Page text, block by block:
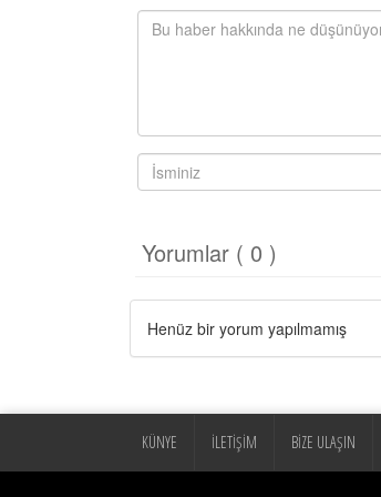
Yorumlar ( 0 )
Henüz bir yorum yapılmamış
KÜNYE İLETİŞİM BİZE ULAŞIN